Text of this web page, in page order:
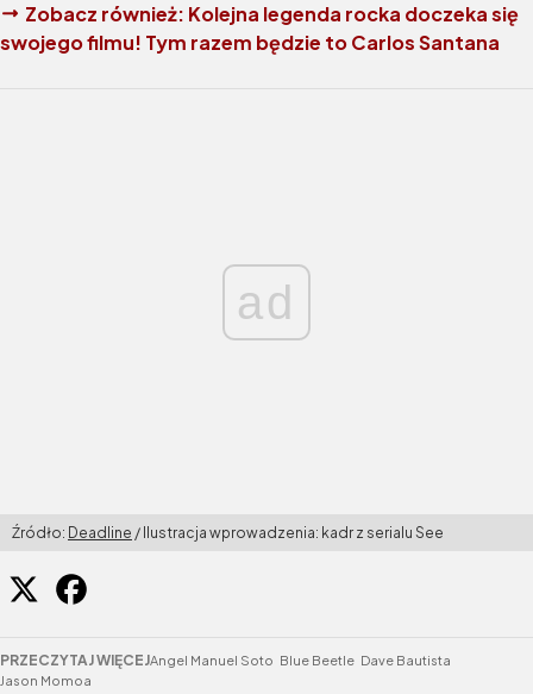
Zobacz również: Kolejna legenda rocka doczeka się
swojego filmu! Tym razem będzie to Carlos Santana
ad
Źródło: Deadline / Ilustracja wprowadzenia: kadr z serialu See
PRZECZYTAJ WIĘCEJAngel Manuel Soto Blue Beetle Dave Bautista
Jason Momoa